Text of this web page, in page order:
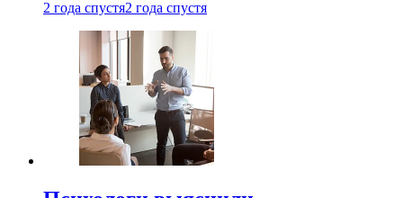
2 года спустя2 года спустя